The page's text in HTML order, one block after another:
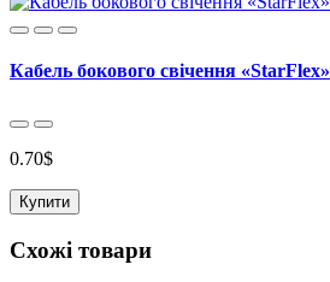
Кабель бокового свічення «StarFlex»
0.70$
Купити
Схожі товари